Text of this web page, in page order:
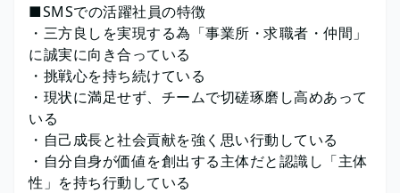
■SMSでの活躍社員の特徴
・三方良しを実現する為「事業所・求職者・仲間」
に誠実に向き合っている
・挑戦心を持ち続けている
・現状に満足せず、チームで切磋琢磨し高めあって
いる
・自己成長と社会貢献を強く思い行動している
・自分自身が価値を創出する主体だと認識し「主体
性」を持ち行動している